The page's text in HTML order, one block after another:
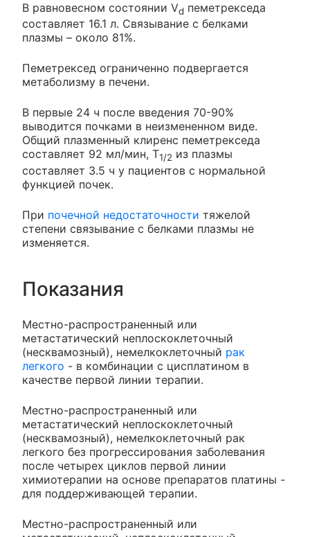
В равновесном состоянии Vd пеметрекседа
составляет 16.1 л. Связывание с белками
плазмы – около 81%.
Пеметрексед ограниченно подвергается
метаболизму в печени.
В первые 24 ч после введения 70-90%
выводится почками в неизмененном виде.
Общий плазменный клиренс пеметрекседа
составляет 92 мл/мин, T1/2 из плазмы
составляет 3.5 ч у пациентов с нормальной
функцией почек.
При почечной недостаточности тяжелой
степени связывание с белками плазмы не
изменяется.
Показания
Местно-распространенный или
метастатический неплоскоклеточный
(несквамозный), немелкоклеточный рак
легкого - в комбинации с цисплатином в
качестве первой линии терапии.
Местно-распространенный или
метастатический неплоскоклеточный
(несквамозный), немелкоклеточный рак
легкого без прогрессирования заболевания
после четырех циклов первой линии
химиотерапии на основе препаратов платины -
для поддерживающей терапии.
Местно-распространенный или